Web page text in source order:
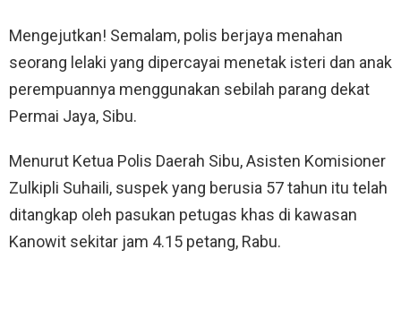
Mengejutkan! Semalam, polis berjaya menahan
seorang lelaki yang dipercayai menetak isteri dan anak
perempuannya menggunakan sebilah parang dekat
Permai Jaya, Sibu.
Menurut Ketua Polis Daerah Sibu, Asisten Komisioner
Zulkipli Suhaili, suspek yang berusia 57 tahun itu telah
ditangkap oleh pasukan petugas khas di kawasan
Kanowit sekitar jam 4.15 petang, Rabu.